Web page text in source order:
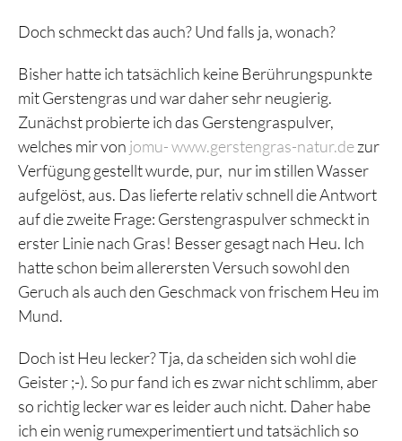
Doch schmeckt das auch? Und falls ja, wonach?
Bisher hatte ich tatsächlich keine Berührungspunkte
mit Gerstengras und war daher sehr neugierig.
Zunächst probierte ich das Gerstengraspulver,
welches mir von jomu- www.gerstengras-natur.dezur
Verfügung gestellt wurde, pur, nur im stillen Wasser
aufgelöst, aus. Das lieferte relativ schnell die Antwort
auf die zweite Frage: Gerstengraspulver schmeckt in
erster Linie nach Gras! Besser gesagt nach Heu. Ich
hatte schon beim allerersten Versuch sowohl den
Geruch als auch den Geschmack von frischem Heu im
Mund.
Doch ist Heu lecker? Tja, da scheiden sich wohl die
Geister ;-). So pur fand ich es zwar nicht schlimm, aber
so richtig lecker war es leider auch nicht. Daher habe
ich ein wenig rumexperimentiert und tatsächlich so